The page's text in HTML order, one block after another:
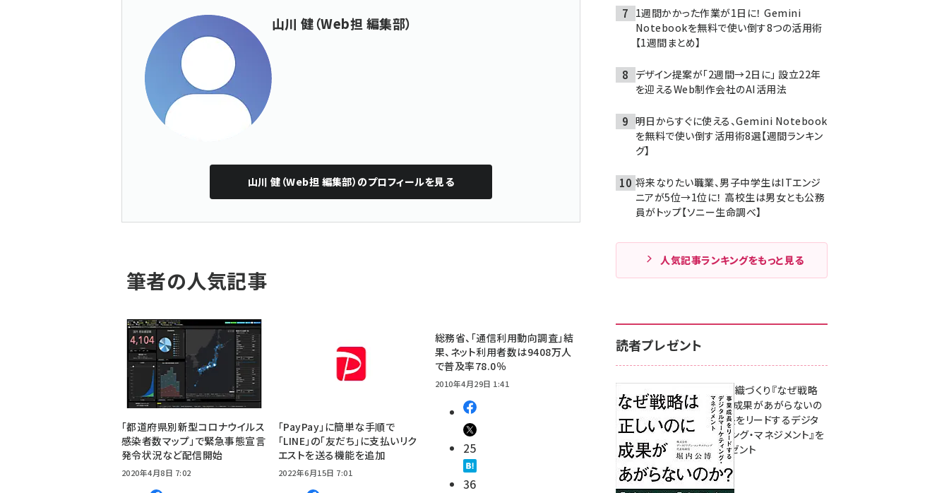
山川 健（Web担 編集部）
山川 健（Web担 編集部） のプロフィールを見る
筆者の人気記事
「都道府県別新型コロナウイルス
感染者数マップ」で緊急事態宣言
発令状況など配信開始
2020年4月8日 7:02
「PayPay」に簡単な手順で
「LINE」の「友だち」に支払いリク
エストを送る機能を追加
2022年6月15日 7:01
総務省、「通信利用動向調査」結
果、ネット利用者数は9408万人
で普及率78.0％
2010年4月29日 1:41
25
36
1週間かかった作業が1日に！ Gemini
Notebookを無料で使い倒す8つの活用術
【1週間まとめ】
デザイン提案が「2週間→2日に」 設立22年
を迎えるWeb制作会社のAI活用法
明日からすぐに使える、Gemini Notebook
を無料で使い倒す活用術8選【週間ランキン
グ】
将来なりたい職業、男子中学生はITエンジ
ニアが5位→1位に！ 高校生は男女とも公務
員がトップ【ソニー生命調べ】
人気記事ランキングをもっと見る
読者プレゼント
成果を生む組織づくり『なぜ戦略
は正しいのに成果があがらないの
か？ 事業成長をリードするデジタ
ルマーケティング・マネジメント』を
3名様にプレゼント
8月7日 10:00